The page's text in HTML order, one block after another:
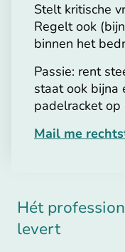
Stelt kritische
Regelt ook
binnen het
Passie: rent
staat ook bijna
padelracket op
Mail me
Hét
levert